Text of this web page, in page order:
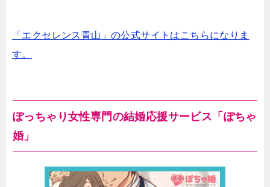
「エクセレンス青山」の公式サイトはこちらになりま
す。
ぽっちゃり女性専門の結婚応援サービス「ぽちゃ
婚」